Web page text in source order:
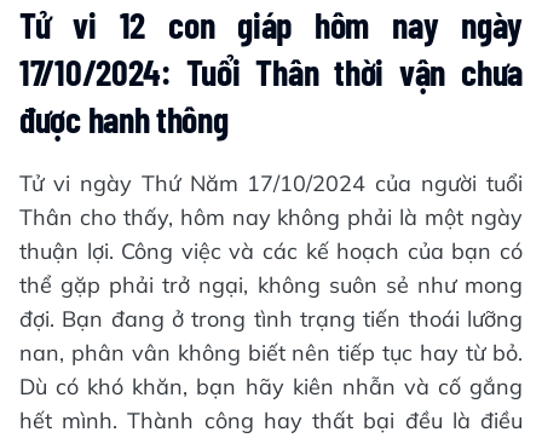
Tử vi 12 con giáp hôm nay ngày
17/10/2024: Tuổi Thân thời vận chưa
được hanh thông
Tử vi ngày Thứ Năm 17/10/2024 của người tuổi
Thân cho thấy, hôm nay không phải là một ngày
thuận lợi. Công việc và các kế hoạch của bạn có
thể gặp phải trở ngại, không suôn sẻ như mong
đợi. Bạn đang ở trong tình trạng tiến thoái lưỡng
nan, phân vân không biết nên tiếp tục hay từ bỏ.
Dù có khó khăn, bạn hãy kiên nhẫn và cố gắng
hết mình. Thành công hay thất bại đều là điều